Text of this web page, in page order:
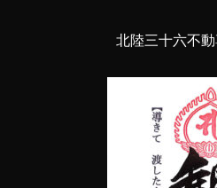
北陸三十六不